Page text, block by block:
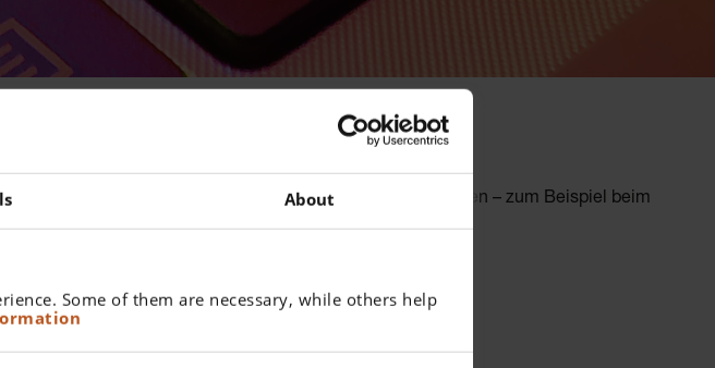
About
Some of them are necessary, while others help
(M/W/D)
in sämtlichen betriebswirtschaftlichen Prozessen – zum Beispiel beim